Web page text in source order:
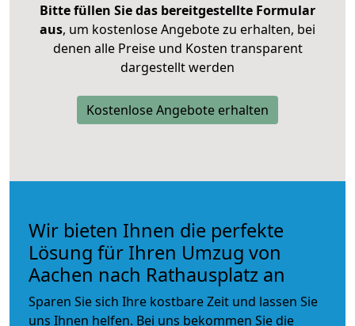
Bitte füllen Sie das bereitgestellte Formular
aus, um kostenlose Angebote zu erhalten, bei
denen alle Preise und Kosten transparent
dargestellt werden
Kostenlose Angebote erhalten
Wir bieten Ihnen die perfekte
Lösung für Ihren Umzug von
Aachen nach Rathausplatz an
Sparen Sie sich Ihre kostbare Zeit und lassen Sie
uns Ihnen helfen. Bei uns bekommen Sie die